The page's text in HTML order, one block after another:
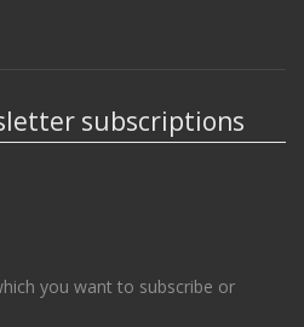
subscriptions
you want to subscribe or